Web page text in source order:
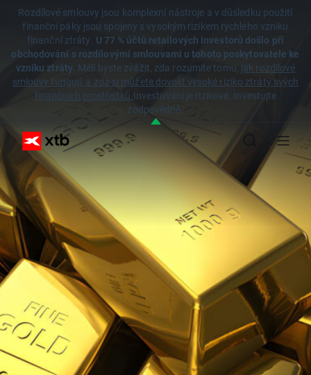
Rozdílové smlouvy jsou komplexní nástroje a v důsledku použití
finanční páky jsou spojeny s vysokým rizikem rychlého vzniku
finanční ztráty. U 77 % účtů retailových investorů došlo při
obchodování s rozdílovými smlouvami u tohoto poskytovatele ke
vzniku ztráty. Měli byste zvážit, zda rozumíte tomu, jak rozdílové
smlouvy fungují, a zda si můžete dovolit vysoké riziko ztráty svých
finančních prostředků.Investování je rizikové. Investujte
zodpovědně.